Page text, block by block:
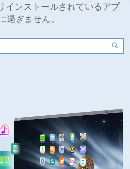
インストールされているアプ
過ぎません。